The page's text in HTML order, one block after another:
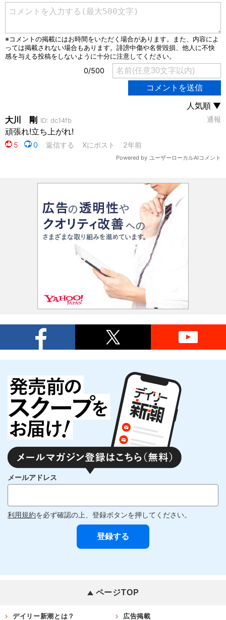
メールアドレス
利用規約を必ず確認の上、登録ボタンを押してください。
ページTOP
デイリー新潮とは？ 広告掲載